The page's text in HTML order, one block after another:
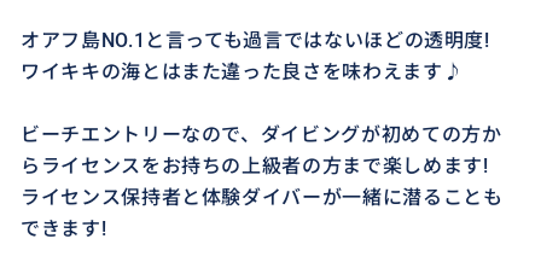
オアフ島NO.1と言っても過言ではないほどの透明度!
ワイキキの海とはまた違った良さを味わえます♪
ビーチエントリーなので、ダイビングが初めての方か
らライセンスをお持ちの上級者の方まで楽しめます!
ライセンス保持者と体験ダイバーが一緒に潜ることも
できます!